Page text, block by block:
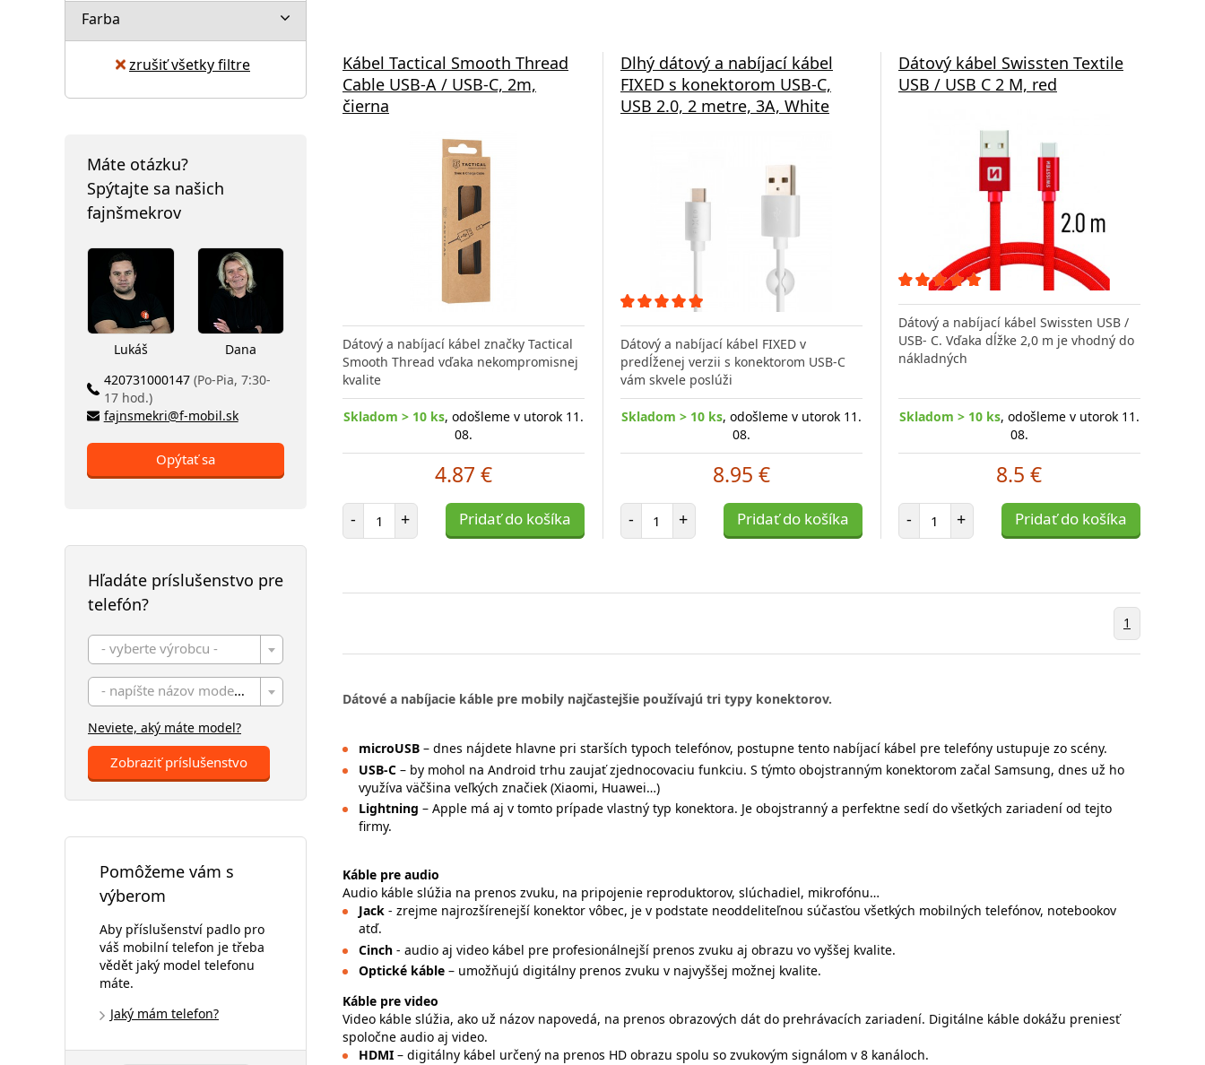
Farba
zrušiť všetky filtre
Máte otázku?
Spýtajte sa našich
fajnšmekrov
Lukáš
Dana
420731000147 (Po-Pia, 7:30-
17 hod.)
fajnsmekri@f-mobil.sk
Opýtať sa
Hľadáte príslušenstvo pre
telefón?
- vyberte výrobcu -
- napíšte názov modelu -
Neviete, aký máte model?
Zobraziť príslušenstvo
Pomôžeme vám s
výberom
Aby příslušenství padlo pro
váš mobilní telefon je třeba
vědět jaký model telefonu
máte.
Jaký mám telefon?
Kábel Tactical Smooth Thread
Cable USB-A / USB-C, 2m,
čierna
Dátový a nabíjací kábel značky Tactical
Smooth Thread vďaka nekompromisnej
kvalite
Skladom > 10 ks, odošleme v utorok 11.
08.
4.87 €
- Počet položiek
+ Pridať do košíka
Dlhý dátový a nabíjací kábel
FIXED s konektorom USB-C,
USB 2.0, 2 metre, 3A, White
Dátový a nabíjací kábel FIXED v
predĺženej verzii s konektorom USB-C
vám skvele poslúži
Skladom > 10 ks, odošleme v utorok 11.
08.
8.95 €
- Počet položiek
+ Pridať do košíka
Dátový kábel Swissten Textile
USB / USB C 2 M, red
Dátový a nabíjací kábel Swissten USB /
USB- C. Vďaka dĺžke 2,0 m je vhodný do
nákladných
Skladom > 10 ks, odošleme v utorok 11.
08.
8.5 €
- Počet položiek
+ Pridať do košíka
1
Dátové a nabíjacie káble pre mobily najčastejšie používajú tri typy konektorov.
microUSB – dnes nájdete hlavne pri starších typoch telefónov, postupne tento nabíjací kábel pre telefóny ustupuje zo scény.
USB-C – by mohol na Android trhu zaujať zjednocovaciu funkciu. S týmto obojstranným konektorom začal Samsung, dnes už ho
využíva väčšina veľkých značiek (Xiaomi, Huawei…)
Lightning – Apple má aj v tomto prípade vlastný typ konektora. Je obojstranný a perfektne sedí do všetkých zariadení od tejto
firmy.
Káble pre audio
Audio káble slúžia na prenos zvuku, na pripojenie reproduktorov, slúchadiel, mikrofónu…
Jack - zrejme najrozšírenejší konektor vôbec, je v podstate neoddeliteľnou súčasťou všetkých mobilných telefónov, notebookov
atď.
Cinch - audio aj video kábel pre profesionálnejší prenos zvuku aj obrazu vo vyššej kvalite.
Optické káble – umožňujú digitálny prenos zvuku v najvyššej možnej kvalite.
Káble pre video
Video káble slúžia, ako už názov napovedá, na prenos obrazových dát do prehrávacích zariadení. Digitálne káble dokážu preniesť
spoločne audio aj video.
HDMI – digitálny kábel určený na prenos HD obrazu spolu so zvukovým signálom v 8 kanáloch.